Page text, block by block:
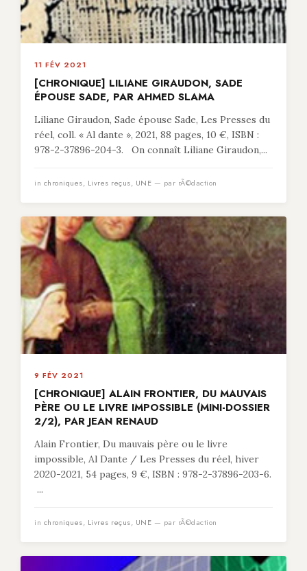
11 FÉV 2021
[CHRONIQUE] LILIANE GIRAUDON, SADE
ÉPOUSE SADE, PAR AHMED SLAMA
Liliane Giraudon, Sade épouse Sade, Les Presses du
réel, coll. « Al dante », 2021, 88 pages, 10 €, ISBN :
978-2-37896-204-3. On connaît Liliane Giraudon,...
in chroniques, Livres reçus, UNE — par rÃ©daction
9 FÉV 2021
[CHRONIQUE] ALAIN FRONTIER, DU MAUVAIS
PÈRE OU LE LIVRE IMPOSSIBLE (MINI-DOSSIER
2/2), PAR JEAN RENAUD
Alain Frontier, Du mauvais père ou le livre
impossible, Al Dante / Les Presses du réel, hiver
2020-2021, 54 pages, 9 €, ISBN : 978-2-37896-203-6.
...
in chroniques, Livres reçus, UNE — par rÃ©daction